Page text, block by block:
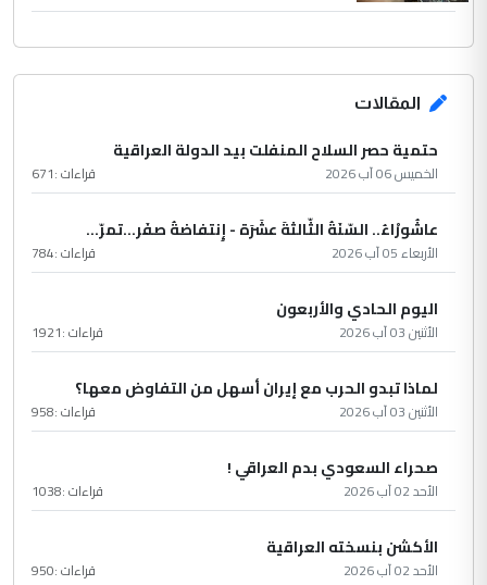
المقالات
حتمية حصر السلاح المنفلت بيد الدولة العراقية
الخميس 06 آب 2026 قراءات :671
عاشُورْاءُ.. السّنَةُ الثّالثةَ عشَرَة - إِنتفاضةُ صفَر…تمرّ...
الأربعاء 05 آب 2026 قراءات :784
اليوم الحادي والأربعون
الأثنين 03 آب 2026 قراءات :1921
لماذا تبدو الحرب مع إيران أسهل من التفاوض معها؟
الأثنين 03 آب 2026 قراءات :958
صحراء السعودي بدم العراقي !
الأحد 02 آب 2026 قراءات :1038
الأكشن بنسخته العراقية
الأحد 02 آب 2026 قراءات :950